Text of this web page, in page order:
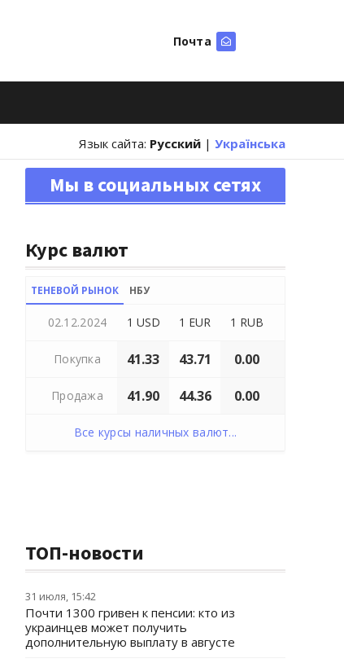
Почта
Язык сайта: Русский | Українська
Мы в социальных сетях
Курс валют
ТЕНЕВОЙ РЫНОК НБУ
02.12.2024 1 USD 1 EUR 1 RUB
Покупка 41.33 43.71 0.00
Продажа 41.90 44.36 0.00
Все курсы наличных валют...
ТОП-новости
31 июля, 15:42
Почти 1300 гривен к пенсии: кто из
украинцев может получить
дополнительную выплату в августе